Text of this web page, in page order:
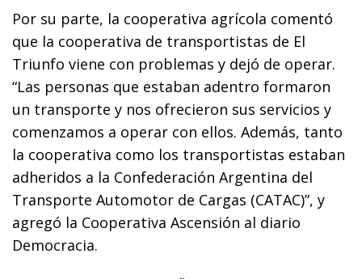
Por su parte, la cooperativa agrícola comentó
que la cooperativa de transportistas de El
Triunfo viene con problemas y dejó de operar.
“Las personas que estaban adentro formaron
un transporte y nos ofrecieron sus servicios y
comenzamos a operar con ellos. Además, tanto
la cooperativa como los transportistas estaban
adheridos a la Confederación Argentina del
Transporte Automotor de Cargas (CATAC)”, y
agregó la Cooperativa Ascensión al diario
Democracia.